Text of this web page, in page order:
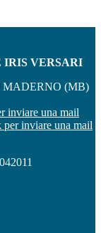
IRIS VERSARI
MADERNO (MB)
inviare una mail
inviare una mail